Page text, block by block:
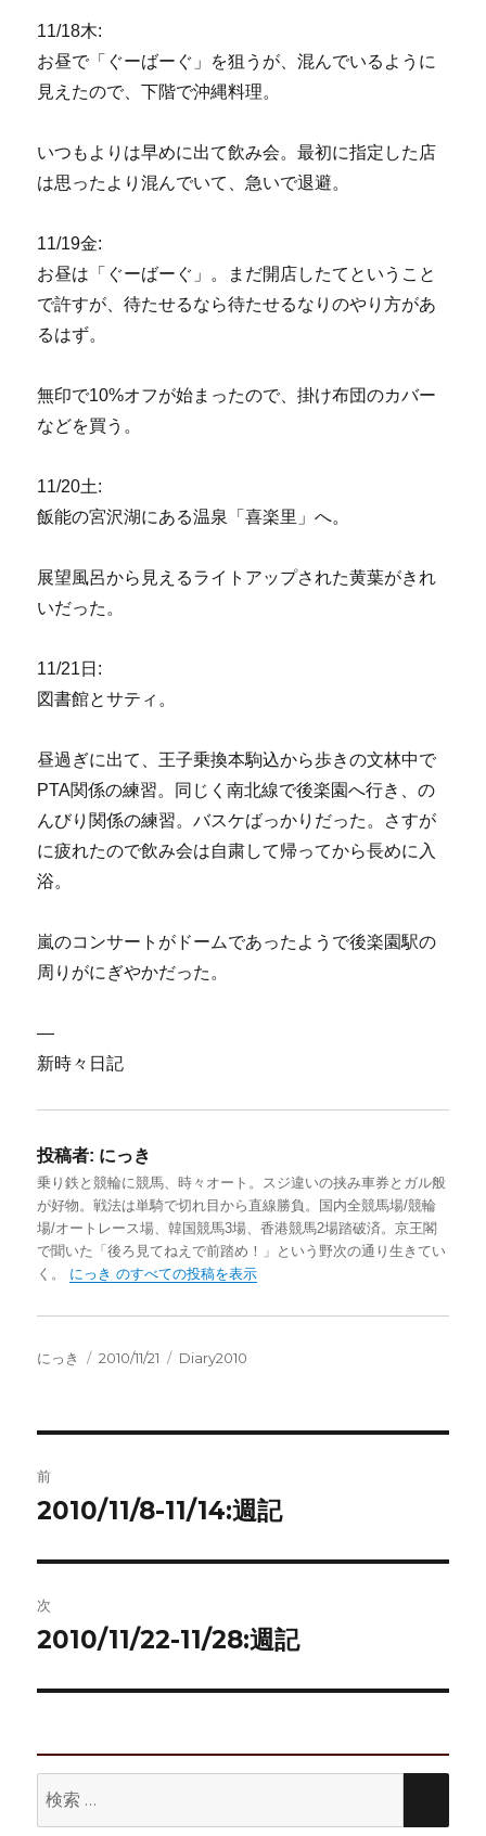
11/18木:
お昼で「ぐーばーぐ」を狙うが、混んでいるように
見えたので、下階で沖縄料理。
いつもよりは早めに出て飲み会。最初に指定した店
は思ったより混んでいて、急いで退避。
11/19金:
お昼は「ぐーばーぐ」。まだ開店したてということ
で許すが、待たせるなら待たせるなりのやり方があ
るはず。
無印で10%オフが始まったので、掛け布団のカバー
などを買う。
11/20土:
飯能の宮沢湖にある温泉「喜楽里」へ。
展望風呂から見えるライトアップされた黄葉がきれ
いだった。
11/21日:
図書館とサティ。
昼過ぎに出て、王子乗換本駒込から歩きの文林中で
PTA関係の練習。同じく南北線で後楽園へ行き、の
んびり関係の練習。バスケばっかりだった。さすが
に疲れたので飲み会は自粛して帰ってから長めに入
浴。
嵐のコンサートがドームであったようで後楽園駅の
周りがにぎやかだった。
—
新時々日記
投稿者: にっき
乗り鉄と競輪に競馬、時々オート。スジ違いの挟み車券とガル般
が好物。戦法は単騎で切れ目から直線勝負。国内全競馬場/競輪
場/オートレース場、韓国競馬3場、香港競馬2場踏破済。京王閣
で聞いた「後ろ見てねえで前踏め！」という野次の通り生きてい
く。 にっき のすべての投稿を表示
投
にっき
投
2010/11/21
カ
Diary2010
稿
ビ
ゲ
ー
ョ
ン
前
前
投
稿:
2010/11/8-11/14:週記
次
次
投
2010/11/22-11/28:週記
索